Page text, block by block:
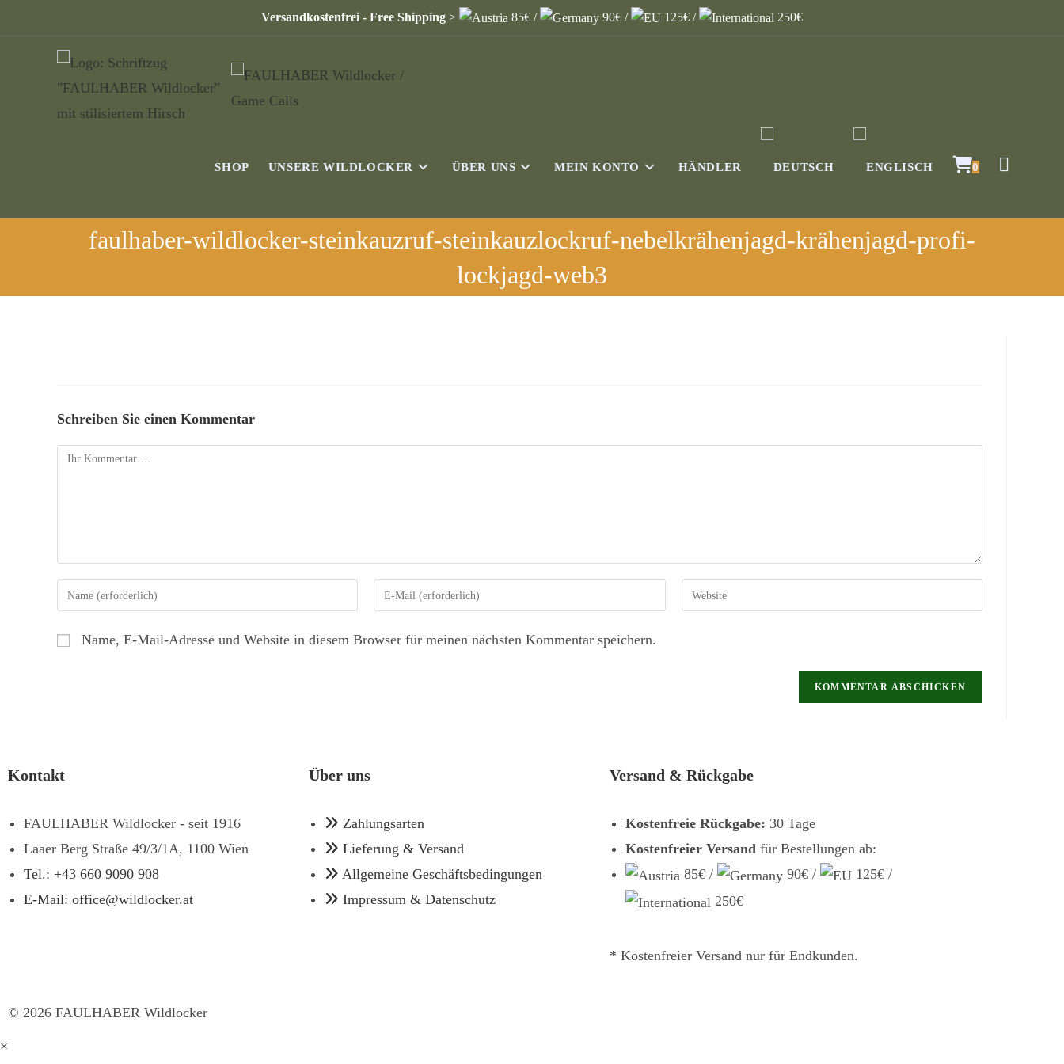
Versandkostenfrei - Free Shipping > 85€ / 90€ / 125€ / 250€
SHOP UNSERE WILDLOCKER ÜBER UNS MEIN KONTO HÄNDLER 0
faulhaber-wildlocker-steinkauzruf-steinkauzlockruf-nebelkrähenjagd-krähenjagd-profi-
lockjagd-web3
Schreiben Sie einen Kommentar
Name, E-Mail-Adresse und Website in diesem Browser für meinen nächsten Kommentar speichern.
Kontakt
FAULHABER Wildlocker - seit 1916
Laaer Berg Straße 49/3/1A, 1100 Wien
Tel.: +43 660 9090 908
E-Mail: office@wildlocker.at
Über uns
Zahlungsarten
Lieferung & Versand
Allgemeine Geschäftsbedingungen
Impressum & Datenschutz
Versand & Rückgabe
Kostenfreie Rückgabe: 30 Tage
Kostenfreier Versandfür Bestellungen ab:
85€ /
90€ /
125€ /
250€
* Kostenfreier Versand nur für Endkunden.
© 2026 FAULHABER Wildlocker
×